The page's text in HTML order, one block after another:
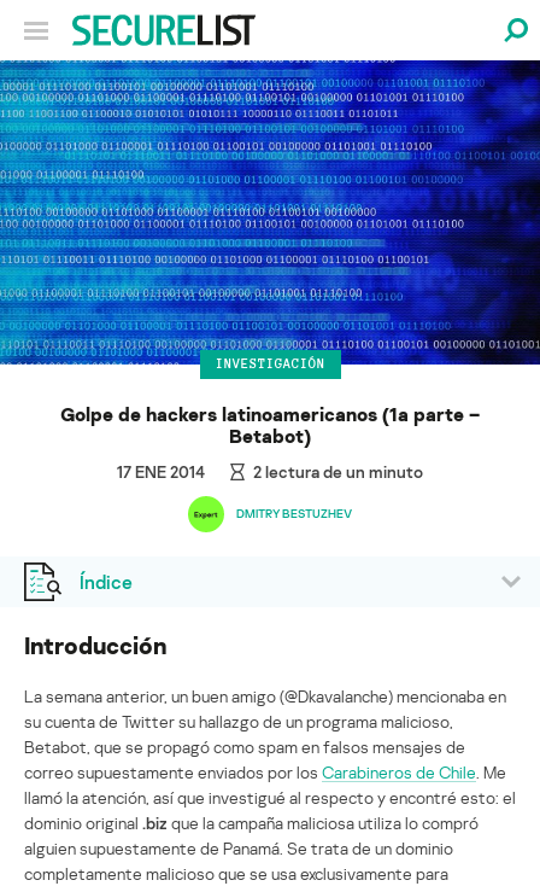
INVESTIGACIÓN
Golpe de hackers latinoamericanos (1a parte –
Betabot)
17 ENE 2014 2lectura de un minuto
DMITRY BESTUZHEV
Índice
Introducción
La semana anterior, un buen amigo (@Dkavalanche) mencionaba en
su cuenta de Twitter su hallazgo de un programa malicioso,
Betabot, que se propagó como spam en falsos mensajes de
correo supuestamente enviados por los Carabineros de Chile . Me
llamó la atención, así que investigué al respecto y encontré esto: el
dominio original .biz que la campaña maliciosa utiliza lo compró
alguien supuestamente de Panamá. Se trata de un dominio
completamente malicioso que se usa exclusivamente para